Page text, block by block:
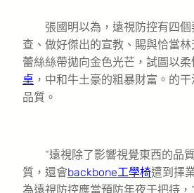
張國明以為，遠視防控有四個
查、做好傑出的宣教、賜與恰當林
蕾絲絲帶拋向金色光芒，試圖以
桌 ，中和牛土豪的粗暴財富。的
品質。
“遠視除了影響視覺東西的品
質，還會backbone工學椅遭到擇
為遠視防控應當預防年夜于把持，